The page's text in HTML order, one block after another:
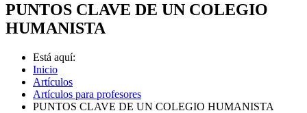
PUNTOS CLAVE DE UN COLEGIO
HUMANISTA
Está aquí:
Inicio
Artículos
Artículos para profesores
PUNTOS CLAVE DE UN COLEGIO HUMANISTA